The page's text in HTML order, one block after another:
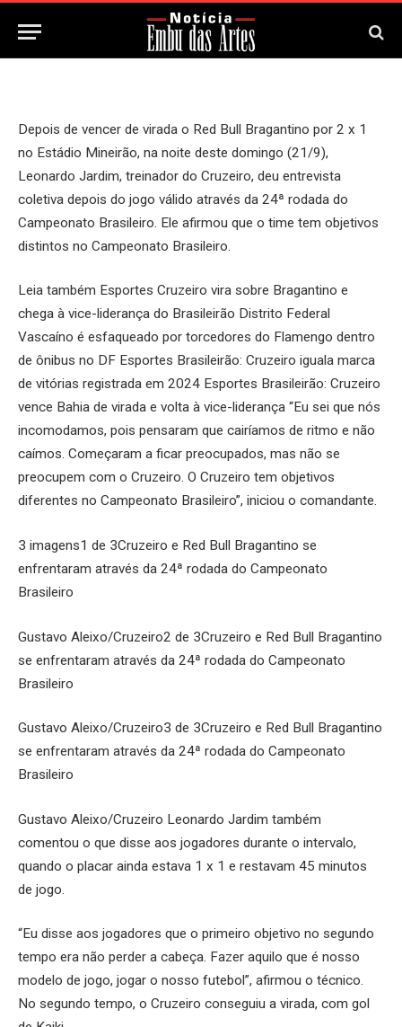
22 de Setembro, 2025
Depois de vencer de virada o Red Bull Bragantino por 2 x 1
no Estádio Mineirão, na noite deste domingo (21/9),
Leonardo Jardim, treinador do Cruzeiro, deu entrevista
coletiva depois do jogo válido através da 24ª rodada do
Campeonato Brasileiro. Ele afirmou que o time tem objetivos
distintos no Campeonato Brasileiro.
Leia também Esportes Cruzeiro vira sobre Bragantino e
chega à vice-liderança do Brasileirão Distrito Federal
Vascaíno é esfaqueado por torcedores do Flamengo dentro
de ônibus no DF Esportes Brasileirão: Cruzeiro iguala marca
de vitórias registrada em 2024 Esportes Brasileirão: Cruzeiro
vence Bahia de virada e volta à vice-liderança “Eu sei que nós
incomodamos, pois pensaram que cairíamos de ritmo e não
caímos. Começaram a ficar preocupados, mas não se
preocupem com o Cruzeiro. O Cruzeiro tem objetivos
diferentes no Campeonato Brasileiro”, iniciou o comandante.
3 imagens1 de 3Cruzeiro e Red Bull Bragantino se
enfrentaram através da 24ª rodada do Campeonato
Brasileiro
Gustavo Aleixo/Cruzeiro2 de 3Cruzeiro e Red Bull Bragantino
se enfrentaram através da 24ª rodada do Campeonato
Brasileiro
Gustavo Aleixo/Cruzeiro3 de 3Cruzeiro e Red Bull Bragantino
se enfrentaram através da 24ª rodada do Campeonato
Brasileiro
Gustavo Aleixo/Cruzeiro Leonardo Jardim também
comentou o que disse aos jogadores durante o intervalo,
quando o placar ainda estava 1 x 1 e restavam 45 minutos
de jogo.
“Eu disse aos jogadores que o primeiro objetivo no segundo
tempo era não perder a cabeça. Fazer aquilo que é nosso
modelo de jogo, jogar o nosso futebol”, afirmou o técnico.
No segundo tempo, o Cruzeiro conseguiu a virada, com gol